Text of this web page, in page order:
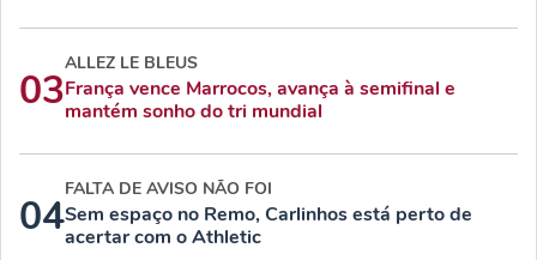
03
ALLEZ LE BLEUS
França vence Marrocos, avança à semifinal e
mantém sonho do tri mundial
04
FALTA DE AVISO NÃO FOI
Sem espaço no Remo, Carlinhos está perto de
acertar com o Athletic